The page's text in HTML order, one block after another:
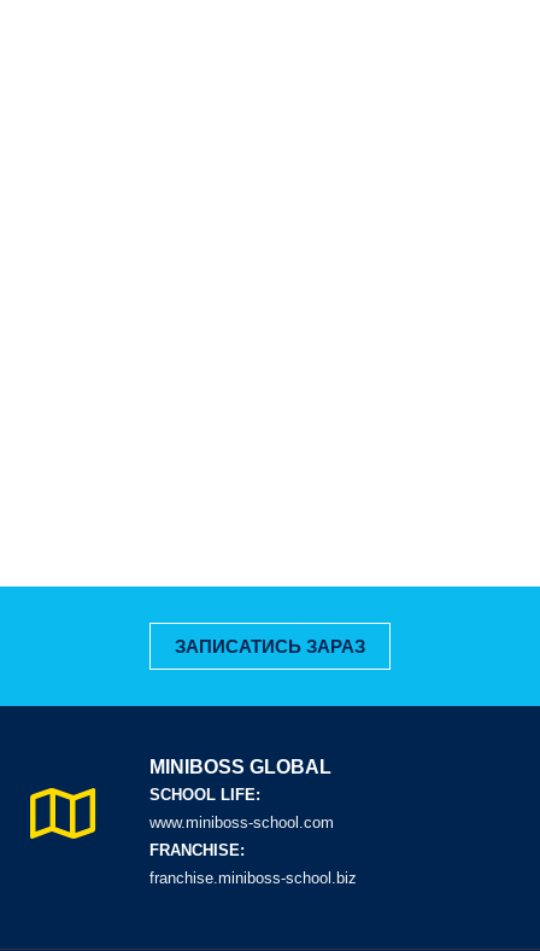
ЗАПИСАТИСЬ ЗАРАЗ
MINIBOSS GLOBAL
SCHOOL LIFE:
www.miniboss-school.com
FRANCHISE:
franchise.miniboss-school.biz